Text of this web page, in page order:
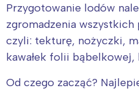
Przygotowanie lodów
zgromadzenia
czyli: tekturę, nożyczki,
kawałek folii
Od czego zacząć?